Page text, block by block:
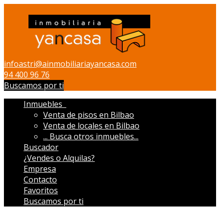
infoastri@ainmobiliariayancasa.com
94 400 96 76
Buscamos por ti
Inmuebles
Venta de pisos en Bilbao
Venta de locales en Bilbao
... Busca otros inmuebles...
Buscador
¿Vendes o Alquilas?
Empresa
Contacto
Favoritos
Buscamos por ti